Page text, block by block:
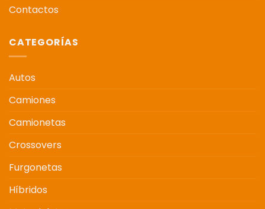
Contactos
CATEGORÍAS
Autos
Camiones
Camionetas
Crossovers
Furgonetas
Híbridos